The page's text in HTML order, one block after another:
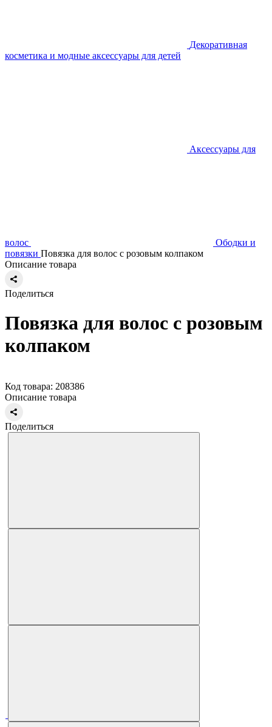
Декоративная
косметика и модные аксессуары для детей
Аксессуары для
волос
Ободки и
повязки Повязка для волос с розовым колпаком
Описание товара
Поделиться
Повязка для волос с розовым
колпаком
Код товара: 208386
Описание товара
Поделиться